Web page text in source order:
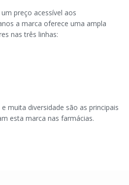
preço acessível aos
a marca oferece uma ampla
nas três linhas:
muita diversidade são as principais
esta marca nas farmácias.